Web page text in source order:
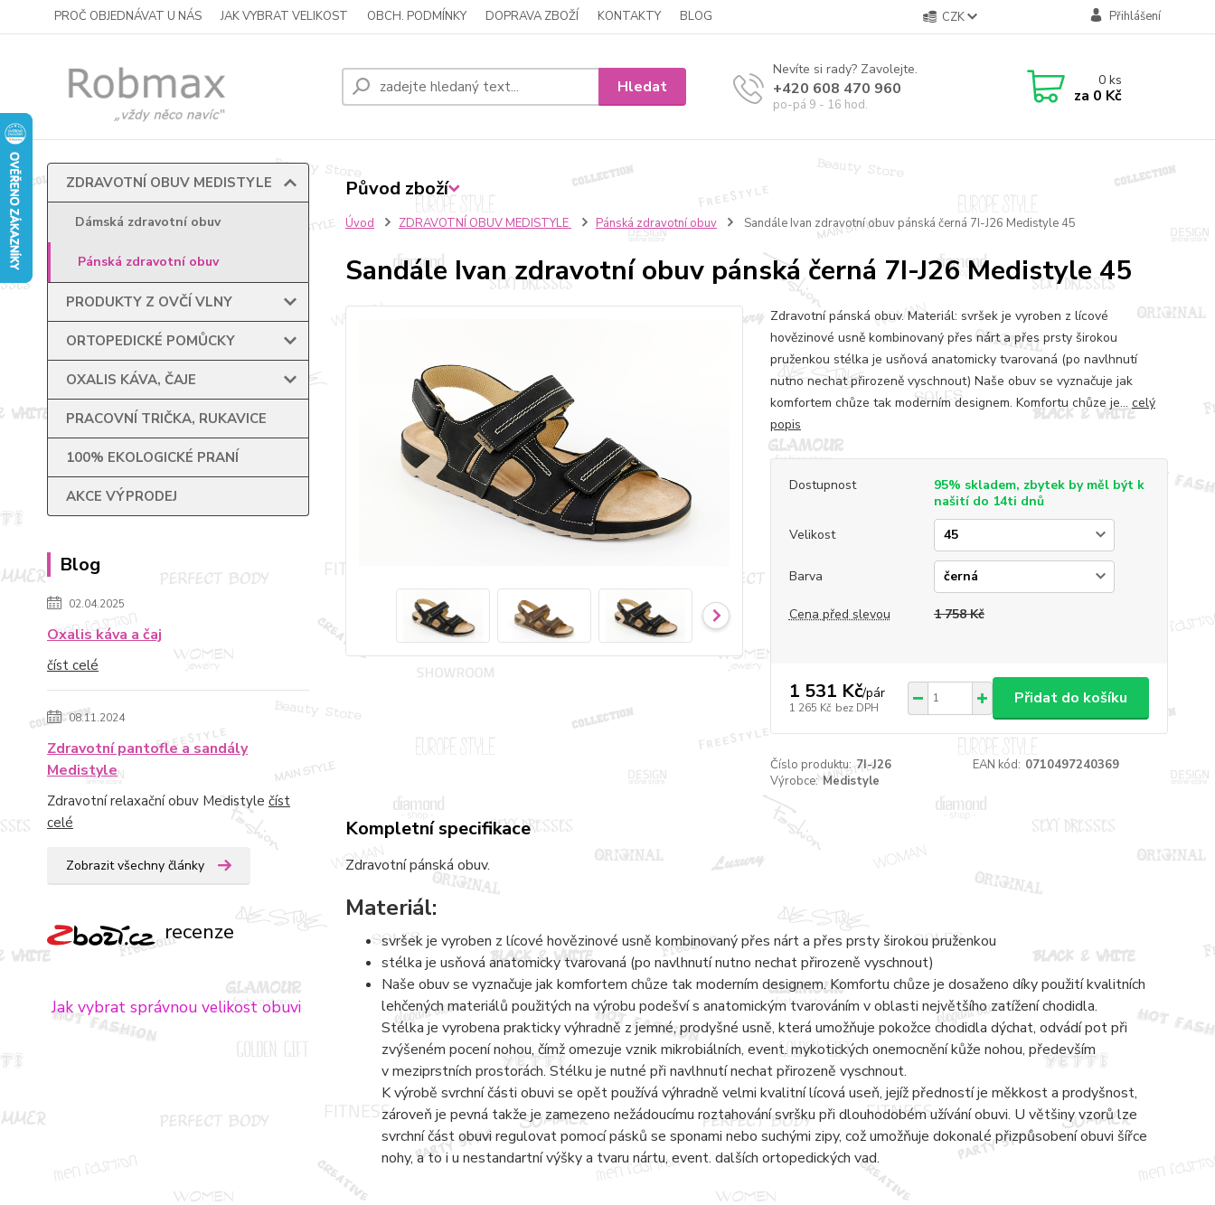
PROČ OBJEDNÁVAT U NÁS JAK VYBRAT VELIKOST OBCH. PODMÍNKY DOPRAVA ZBOŽÍ KONTAKTY BLOG CZK Přihlášení
Hledat
Nevíte si rady? Zavolejte.
+420 608 470 960
po-pá 9 - 16 hod.
0ks
za 0 Kč
ZDRAVOTNÍ OBUV MEDISTYLE
Dámská zdravotní obuv
Pánská zdravotní obuv
PRODUKTY Z OVČÍ VLNY
ORTOPEDICKÉ POMŮCKY
OXALIS KÁVA, ČAJE
PRACOVNÍ TRIČKA, RUKAVICE
100% EKOLOGICKÉ PRANÍ
AKCE VÝPRODEJ
Blog
02.04.2025
Oxalis káva a čaj
číst celé
08.11.2024
Zdravotní pantofle a sandály
Medistyle
Zdravotní relaxační obuv Medistyle číst
celé
Zobrazit všechny články
recenze
Jak vybrat správnou velikost obuvi
Úvod ZDRAVOTNÍ OBUV MEDISTYLE Pánská zdravotní obuv Sandále Ivan zdravotní obuv pánská černá 7I-J26 Medistyle 45
Sandále Ivan zdravotní obuv pánská černá 7I-J26 Medistyle 45
Zdravotní pánská obuv. Materiál: svršek je vyroben z lícové
hovězinové usně kombinovaný přes nárt a přes prsty širokou
pruženkou stélka je usňová anatomicky tvarovaná (po navlhnutí
nutno nechat přirozeně vyschnout) Naše obuv se vyznačuje jak
komfortem chůze tak moderním designem. Komfortu chůze je... celý
popis
Dostupnost
95% skladem, zbytek by měl být k
našití do 14ti dnů
Velikost
Barva
Cena před slevou 1 758 Kč
1 531 Kč/pár
1 265 Kč bez DPH
Přidat do košíku
Číslo produktu: 7I-J26 EAN kód: 0710497240369
Výrobce: Medistyle
Kompletní specifikace
Zdravotní pánská obuv.
Materiál:
svršek je vyroben z lícové hovězinové usně kombinovaný přes nárt a přes prsty širokou pruženkou
stélka je usňová anatomicky tvarovaná (po navlhnutí nutno nechat přirozeně vyschnout)
Naše obuv se vyznačuje jak komfortem chůze tak moderním designem. Komfortu chůze je dosaženo díky použití kvalitních
lehčených materiálů použitých na výrobu podešví s anatomickým tvarováním v oblasti největšího zatížení chodidla.
Stélka je vyrobena prakticky výhradně z jemné, prodyšné usně, která umožňuje pokožce chodidla dýchat, odvádí pot při
zvýšeném pocení nohou, čímž omezuje vznik mikrobiálních, event. mykotických onemocnění kůže nohou, především
v meziprstních prostorách. Stélku je nutné při navlhnutí nechat přirozeně vyschnout.
K výrobě svrchní části obuvi se opět používá výhradně velmi kvalitní lícová useň, jejíž předností je měkkost a prodyšnost,
zároveň je pevná takže je zamezeno nežádoucímu roztahování svršku při dlouhodobém užívání obuvi. U většiny vzorů lze
svrchní část obuvi regulovat pomocí pásků se sponami nebo suchými zipy, což umožňuje dokonalé přizpůsobení obuvi šířce
nohy, a to i u nestandartní výšky a tvaru nártu, event. dalších ortopedických vad.
Původ zboží